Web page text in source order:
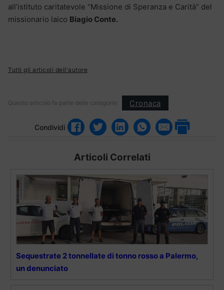
all’istituto caritatevole “Missione di Speranza e Carità” del
missionario laico Biagio Conte.
Tutti gli articoli dell'autore
Questo articolo fa parte delle categorie: Cronaca
Condividi
Articoli Correlati
Sequestrate 2 tonnellate di tonno rosso a Palermo,
un denunciato